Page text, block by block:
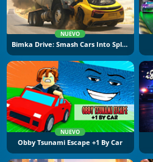
NUEVO
Bimka Drive: Smash Cars Into Splinters
NUEVO
Obby Tsunami Escape +1 By Car